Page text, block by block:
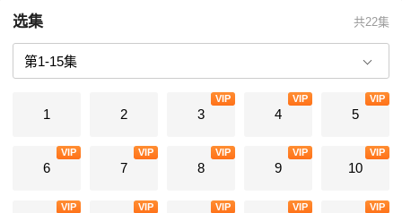
选集 共22集
1 2 3
VIP
4
VIP
5
VIP
6
VIP
7
VIP
8
VIP
9
VIP
10
VIP
VIP VIP VIP VIP VIP